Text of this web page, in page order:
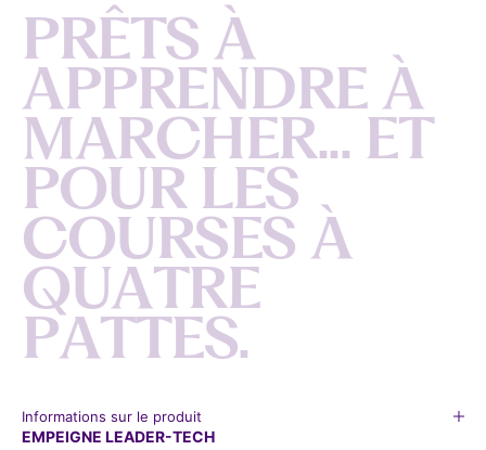
PRÊTS À
APPRENDRE À
MARCHER... ET
POUR LES
COURSES À
QUATRE
PATTES.
Informations sur le produit
EMPEIGNE LEADER-TECH